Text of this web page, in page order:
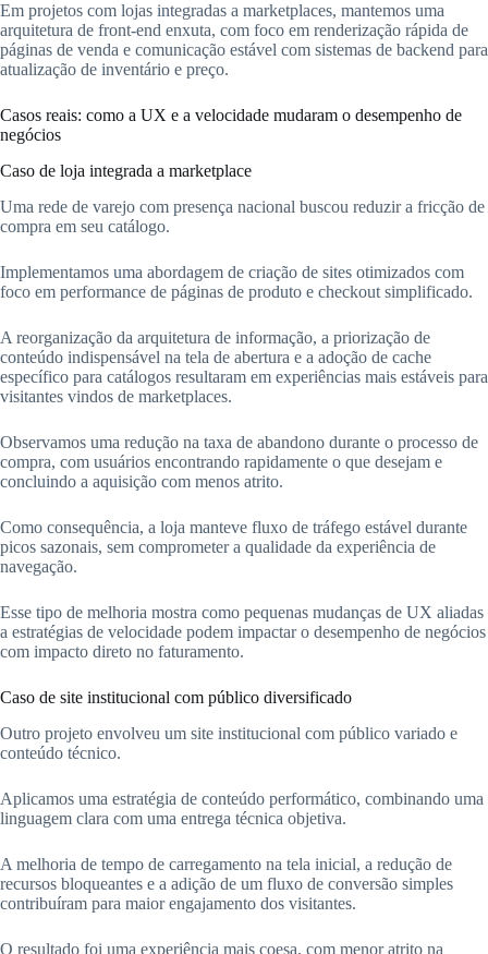
Em projetos com lojas integradas a marketplaces, mantemos uma
arquitetura de front-end enxuta, com foco em renderização rápida de
páginas de venda e comunicação estável com sistemas de backend para
atualização de inventário e preço.
Casos reais: como a UX e a velocidade mudaram o desempenho de
negócios
Caso de loja integrada a marketplace
Uma rede de varejo com presença nacional buscou reduzir a fricção de
compra em seu catálogo.
Implementamos uma abordagem de criação de sites otimizados com
foco em performance de páginas de produto e checkout simplificado.
A reorganização da arquitetura de informação, a priorização de
conteúdo indispensável na tela de abertura e a adoção de cache
específico para catálogos resultaram em experiências mais estáveis para
visitantes vindos de marketplaces.
Observamos uma redução na taxa de abandono durante o processo de
compra, com usuários encontrando rapidamente o que desejam e
concluindo a aquisição com menos atrito.
Como consequência, a loja manteve fluxo de tráfego estável durante
picos sazonais, sem comprometer a qualidade da experiência de
navegação.
Esse tipo de melhoria mostra como pequenas mudanças de UX aliadas
a estratégias de velocidade podem impactar o desempenho de negócios
com impacto direto no faturamento.
Caso de site institucional com público diversificado
Outro projeto envolveu um site institucional com público variado e
conteúdo técnico.
Aplicamos uma estratégia de conteúdo performático, combinando uma
linguagem clara com uma entrega técnica objetiva.
A melhoria de tempo de carregamento na tela inicial, a redução de
recursos bloqueantes e a adição de um fluxo de conversão simples
contribuíram para maior engajamento dos visitantes.
O resultado foi uma experiência mais coesa, com menor atrito na